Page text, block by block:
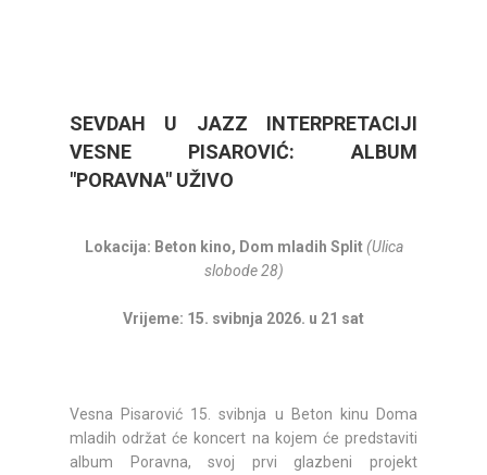
SEVDAH U JAZZ INTERPRETACIJI
VESNE PISAROVIĆ: ALBUM
"PORAVNA" UŽIVO
Lokacija: Beton kino, Dom mladih Split(Ulica
slobode 28)
Vrijeme: 15. svibnja 2026. u 21 sat
Vesna Pisarović 15. svibnja u Beton kinu Doma
mladih održat će koncert na kojem će predstaviti
album Poravna, svoj prvi glazbeni projekt